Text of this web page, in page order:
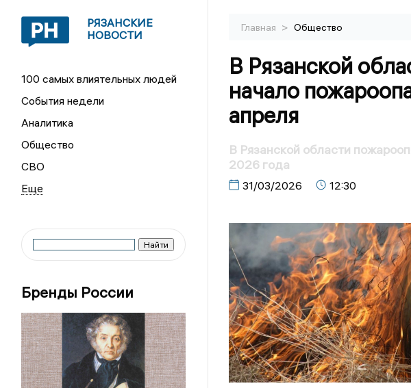
РЯЗАНСКИЕ
НОВОСТИ
100 самых влиятельных людей
События недели
Аналитика
Общество
СВО
Бренды России
Главная > Общество
В Рязанской
начало
апреля
В Рязанской области
2026 года
31/03/2026 12:30